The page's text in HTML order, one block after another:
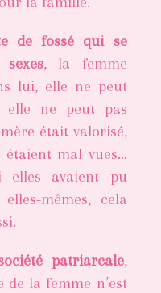
de fossé qui se
, la femme
lui, elle ne peut
elle ne peut pas
était valorisé,
étaient mal vues…
elles avaient pu
mêmes, cela
patriarcale,
de la femme n’est